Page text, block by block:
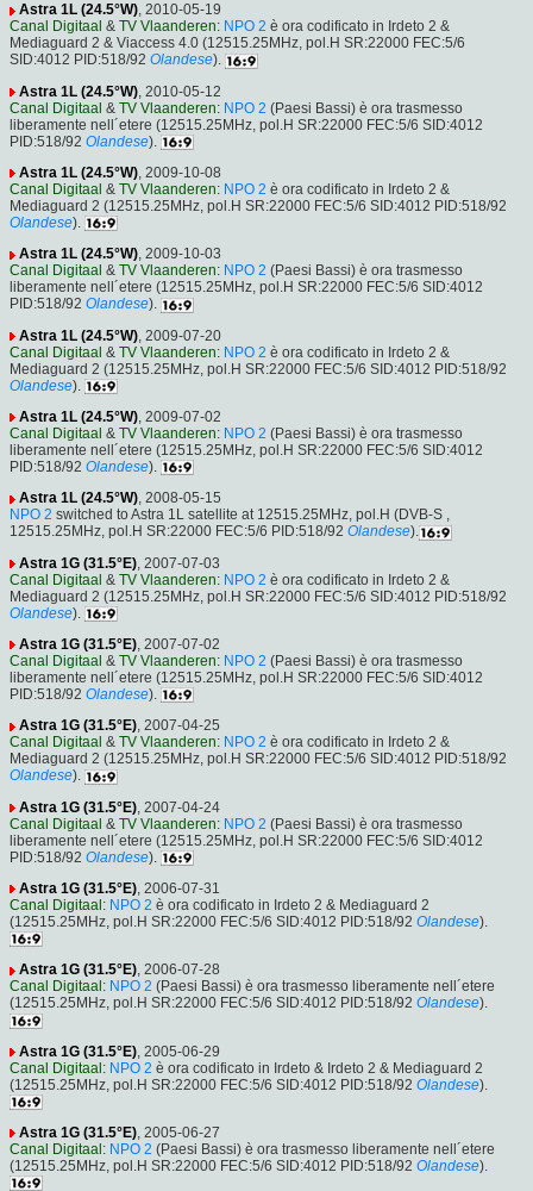
Astra 1L (24.5°W), 2010-05-19
Canal Digitaal & TV Vlaanderen: NPO 2 è ora codificato in Irdeto 2 &
Mediaguard 2 & Viaccess 4.0 (12515.25MHz, pol.H SR:22000 FEC:5/6
SID:4012 PID:518/92 Olandese).
Astra 1L (24.5°W) , 2010-05-12
Canal Digitaal & TV Vlaanderen: NPO 2 (Paesi Bassi) è ora trasmesso
liberamente nell´etere (12515.25MHz, pol.H SR:22000 FEC:5/6 SID:4012
PID:518/92 Olandese).
Astra 1L (24.5°W), 2009-10-08
Canal Digitaal & TV Vlaanderen: NPO 2 è ora codificato in Irdeto 2 &
Mediaguard 2 (12515.25MHz, pol.H SR:22000 FEC:5/6 SID:4012 PID:518/92
Olandese).
Astra 1L (24.5°W), 2009-10-03
Canal Digitaal & TV Vlaanderen: NPO 2 (Paesi Bassi) è ora trasmesso
liberamente nell´etere (12515.25MHz, pol.H SR:22000 FEC:5/6 SID:4012
PID:518/92 Olandese).
Astra 1L (24.5°W) , 2009-07-20
Canal Digitaal & TV Vlaanderen: NPO 2 è ora codificato in Irdeto 2 &
Mediaguard 2 (12515.25MHz, pol.H SR:22000 FEC:5/6 SID:4012 PID:518/92
Olandese).
Astra 1L (24.5°W), 2009-07-02
Canal Digitaal & TV Vlaanderen: NPO 2 (Paesi Bassi) è ora trasmesso
liberamente nell´etere (12515.25MHz, pol.H SR:22000 FEC:5/6 SID:4012
PID:518/92 Olandese).
Astra 1L (24.5°W), 2008-05-15
NPO 2 switched to Astra 1L satellite at 12515.25MHz, pol.H (DVB-S ,
12515.25MHz, pol.H SR:22000 FEC:5/6 PID:518/92 Olandese).
Astra 1G (31.5°E) , 2007-07-03
Canal Digitaal & TV Vlaanderen: NPO 2 è ora codificato in Irdeto 2 &
Mediaguard 2 (12515.25MHz, pol.H SR:22000 FEC:5/6 SID:4012 PID:518/92
Olandese).
Astra 1G (31.5°E), 2007-07-02
Canal Digitaal & TV Vlaanderen: NPO 2 (Paesi Bassi) è ora trasmesso
liberamente nell´etere (12515.25MHz, pol.H SR:22000 FEC:5/6 SID:4012
PID:518/92 Olandese).
Astra 1G (31.5°E), 2007-04-25
Canal Digitaal & TV Vlaanderen: NPO 2 è ora codificato in Irdeto 2 &
Mediaguard 2 (12515.25MHz, pol.H SR:22000 FEC:5/6 SID:4012 PID:518/92
Olandese).
Astra 1G (31.5°E) , 2007-04-24
Canal Digitaal & TV Vlaanderen: NPO 2 (Paesi Bassi) è ora trasmesso
liberamente nell´etere (12515.25MHz, pol.H SR:22000 FEC:5/6 SID:4012
PID:518/92 Olandese).
Astra 1G (31.5°E), 2006-07-31
Canal Digitaal: NPO 2 è ora codificato in Irdeto 2 & Mediaguard 2
(12515.25MHz, pol.H SR:22000 FEC:5/6 SID:4012 PID:518/92 Olandese).
Astra 1G (31.5°E), 2006-07-28
Canal Digitaal : NPO 2 (Paesi Bassi) è ora trasmesso liberamente nell´etere
(12515.25MHz, pol.H SR:22000 FEC:5/6 SID:4012 PID:518/92 Olandese).
Astra 1G (31.5°E) , 2005-06-29
Canal Digitaal: NPO 2 è ora codificato in Irdeto & Irdeto 2 & Mediaguard 2
(12515.25MHz, pol.H SR:22000 FEC:5/6 SID:4012 PID:518/92 Olandese).
Astra 1G (31.5°E), 2005-06-27
Canal Digitaal: NPO 2 (Paesi Bassi) è ora trasmesso liberamente nell´etere
(12515.25MHz, pol.H SR:22000 FEC:5/6 SID:4012 PID:518/92 Olandese).